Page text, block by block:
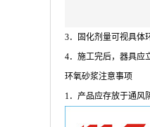
3．固化剂量可视具体
4．施工完后，器具应
环氧砂浆注意事项
1．产品应存放于通风